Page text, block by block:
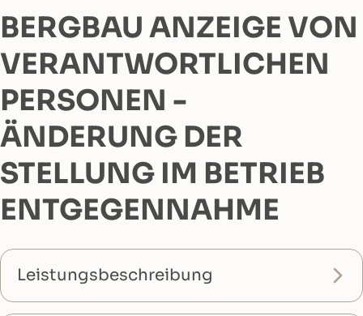
BERGBAU ANZEIGE VON
VERANTWORTLICHEN
PERSONEN -
ÄNDERUNG DER
STELLUNG IM BETRIEB
ENTGEGENNAHME
Leistungsbeschreibung